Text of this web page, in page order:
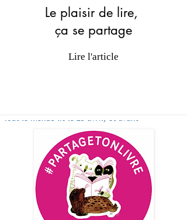
Le plaisir de lire,
ça se partage
Lire l'article